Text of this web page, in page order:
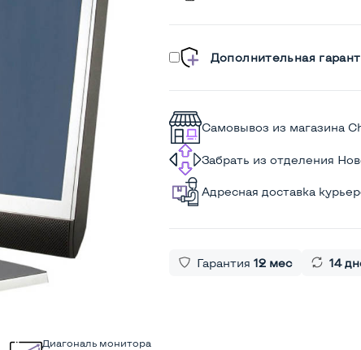
Диагональ монитора
Дополнительная
Самовывоз из магазина
Забрать из отделения
Адресная доставка
Гарантия 12 мес 14